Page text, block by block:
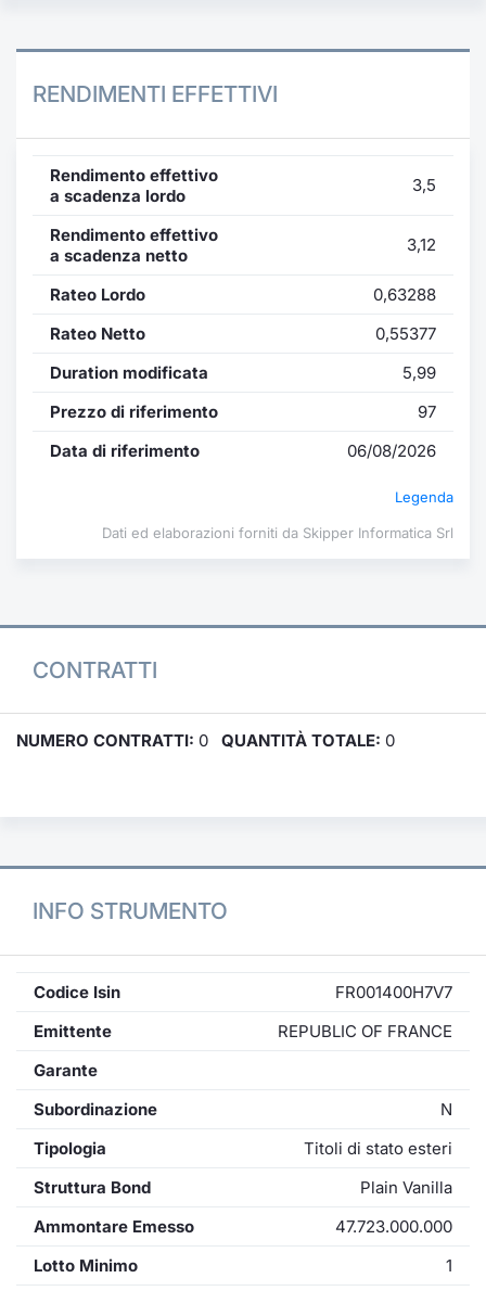
RENDIMENTI EFFETTIVI
Rendimento effettivo
a scadenza lordo
3,5
Rendimento effettivo
a scadenza netto
3,12
Rateo Lordo
0,63288
Rateo Netto
0,55377
Duration modificata
5,99
Prezzo di riferimento
97
Data di riferimento
06/08/2026
Legenda
Dati ed elaborazioni forniti da Skipper Informatica Srl
CONTRATTI
NUMERO CONTRATTI: 0 QUANTITÀ TOTALE: 0
INFO STRUMENTO
Codice Isin
FR001400H7V7
Emittente
REPUBLIC OF FRANCE
Garante
Subordinazione
N
Tipologia
Titoli di stato esteri
Struttura Bond
Plain Vanilla
Ammontare Emesso
47.723.000.000
Lotto Minimo
1